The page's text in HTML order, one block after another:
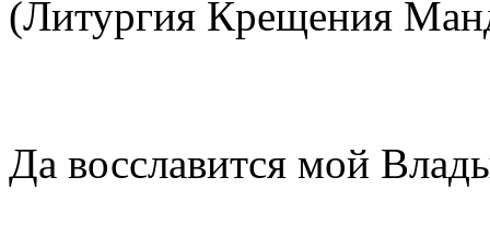
(Литургия Крещения
Да восславится мой